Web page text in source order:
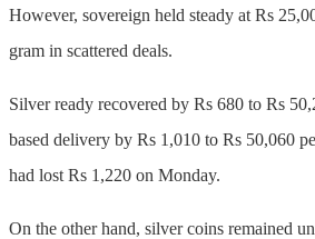
However, sovereign held steady at Rs
gram in scattered deals.
Silver ready recovered by Rs 680 to Rs
based delivery by Rs 1,010 to Rs 50,060
had lost Rs 1,220 on Monday.
On the other hand, silver coins remained